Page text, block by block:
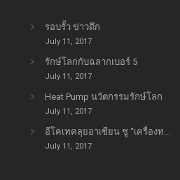
รอบรั้ว ข่าวดึก
July 11, 2017
รักษ์โลกกับฉลากเบอร์ 5
July 11, 2017
Heat Pump นวัตกรรมรักษ์โลก
July 11, 2017
อีโคเทคลุยอาเซียน ชู “เครื่องท...
July 11, 2017